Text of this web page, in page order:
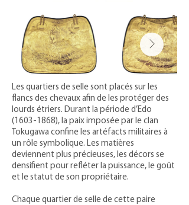
Les quartiers de selle sont placés sur les
flancs des chevaux afin de les protéger des
lourds étriers. Durant la période d’Edo
(1603-1868), la paix imposée par le clan
Tokugawa confine les artéfacts militaires à
un rôle symbolique. Les matières
deviennent plus précieuses, les décors se
densifient pour refléter la puissance, le goût
et le statut de son propriétaire.
Chaque quartier de selle de cette paire